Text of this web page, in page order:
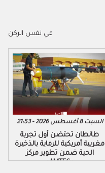
في نفس الركن
السبت 8 أغسطس 2026 - 21:53
طانطان تحتضن أول تجربة
مغربية أمريكية للرماية بالذخيرة
الحية ضمن تطوير مركز
«AMTEC»